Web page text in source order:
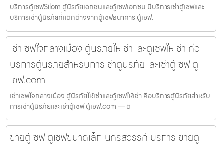
บริการตู้เซฟSilom ตู้นิรภัยเอกชนและตู้เซฟเอกชน มีบริการเช่าตู้เซฟและ
บริการเช่าตู้นิรภัยที่แตกต่างจากตู้เซฟธนาคาร ตู้เซฟ.
เช่าเซฟใจกลางเมือง ตู้นิรภัยให้เช่าและตู้เซฟให้เช่า คือ
บริการตู้นิรภัยสำหรับการเช่าตู้นิรภัยและเช่าตู้เซฟ ตู้
เซฟ.com
เช่าเซฟใจกลางเมือง ตู้นิรภัยให้เช่าและตู้เซฟให้เช่า คือบริการตู้นิรภัยสำหรับ
การเช่าตู้นิรภัยและเช่าตู้เซฟ ตู้เซฟ.com — ต
ขายตู้เซฟ ตู้เซฟขนาดเล็ก นครสวรรค์ บริการ ขายตู้